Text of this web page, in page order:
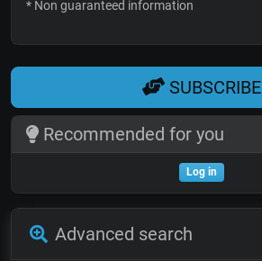
* Non guaranteed information
SUBSCRIBE
Recommended for you
Log in
Advanced search